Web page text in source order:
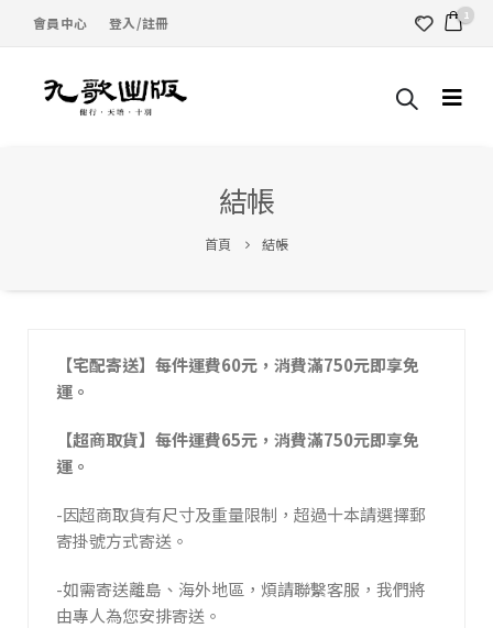
會員中心 登入/註冊 1
結帳
首頁 結帳
【宅配寄送】每件運費60元，消費滿750元即享免
運。
【超商取貨】每件運費65元，消費滿750元即享免
運。
-因超商取貨有尺寸及重量限制，超過十本請選擇郵
寄掛號方式寄送。
-如需寄送離島、海外地區，煩請聯繫客服，我們將
由專人為您安排寄送。